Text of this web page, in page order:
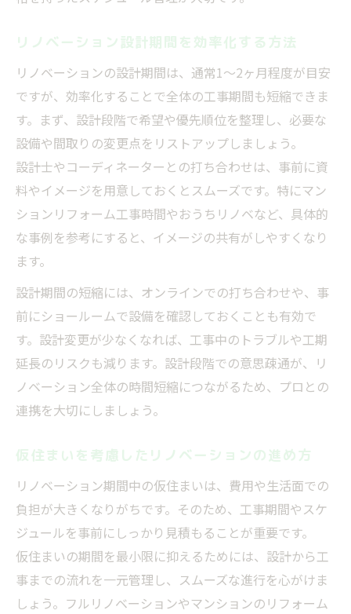
リノベーション工事の進行管理で失敗しな
いコツ
リノベーション期間を正しく把握するチェ
ック法
リノベーション中の期間延長リスクを避け
る
フルリノベーションに必要な工事時間の実態
フルリノベーション工事時間の目安と実態
マンションリノベーション時間の違いを解
中古住宅リノベーションにかかる期間とは
フルリノベーションで避けたい工期の落と
し穴
リノベーション工事内容ごとの時間比較
スケジュール調整で工事期間を短縮する方法
効率的なリノベーション時間配分の工夫
リノベーション予定と実際の差を埋める方
法
複数業者との打ち合わせで工期短縮を実現
リノベーション工事遅延を防ぐ調整術
リノベーション設計期間を効率化する方法
リノベーションの設計期間は、通常1〜2ヶ月程度が目安
ですが、効率化することで全体の工事期間も短縮できま
す。まず、設計段階で希望や優先順位を整理し、必要な
設備や間取りの変更点をリストアップしましょう。
設計士やコーディネーターとの打ち合わせは、事前に資
料やイメージを用意しておくとスムーズです。特にマン
ションリフォーム工事時間やおうちリノベなど、具体的
な事例を参考にすると、イメージの共有がしやすくなり
ます。
設計期間の短縮には、オンラインでの打ち合わせや、事
前にショールームで設備を確認しておくことも有効で
す。設計変更が少なくなれば、工事中のトラブルや工期
延長のリスクも減ります。設計段階での意思疎通が、リ
ノベーション全体の時間短縮につながるため、プロとの
連携を大切にしましょう。
仮住まいを考慮したリノベーションの進め方
リノベーション期間中の仮住まいは、費用や生活面での
負担が大きくなりがちです。そのため、工事期間やスケ
ジュールを事前にしっかり見積もることが重要です。
仮住まいの期間を最小限に抑えるためには、設計から工
事までの流れを一元管理し、スムーズな進行を心がけま
しょう。フルリノベーションやマンションのリフォーム